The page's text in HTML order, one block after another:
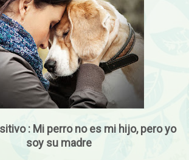
: Mi perro no es mi hijo, pero yo
soy su madre